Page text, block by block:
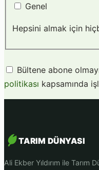
Genel
Hepsini almak için
Bültene abone
politikası kapsamında
TARIM DÜNYASI
Ali Ekber Yıldırım ile Tarım